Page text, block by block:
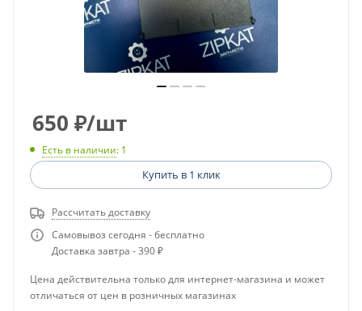
650 ₽/шт
Есть в наличии: 1
Купить в 1 клик
Рассчитать доставку
Самовывоз сегодня - бесплатно
Доставка завтра - 390 ₽
Цена действительна только для интернет-магазина и может
отличаться от цен в розничных магазинах